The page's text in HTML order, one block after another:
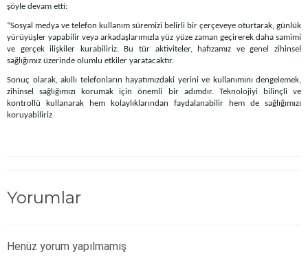
şöyle devam etti:
“Sosyal medya ve telefon kullanım süremizi belirli bir çerçeveye oturtarak, günlük
yürüyüşler yapabilir veya arkadaşlarımızla yüz yüze zaman geçirerek daha samimi
ve gerçek ilişkiler kurabiliriz. Bu tür aktiviteler, hafızamız ve genel zihinsel
sağlığımız üzerinde olumlu etkiler yaratacaktır.
Sonuç olarak, akıllı telefonların hayatımızdaki yerini ve kullanımını dengelemek,
zihinsel sağlığımızı korumak için önemli bir adımdır. Teknolojiyi bilinçli ve
kontrollü kullanarak hem kolaylıklarından faydalanabilir hem de sağlığımızı
koruyabiliriz
Yorumlar
Henüz yorum yapılmamış